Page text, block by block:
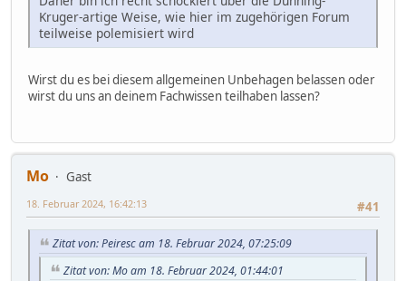
Kruger-artige Weise, wie hier im zugehörigen Forum
teilweise polemisiert wird
Wirst du es bei diesem allgemeinen Unbehagen belassen oder
wirst du uns an deinem Fachwissen teilhaben lassen?
Mo
Gast
#41
18. Februar 2024, 16:42:13
Zitat von: Peiresc am 18. Februar 2024, 07:25:09
Zitat von: Mo am 18. Februar 2024, 01:44:01